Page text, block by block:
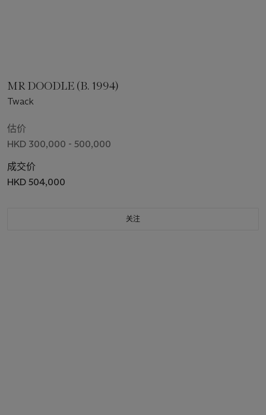
MR DOODLE (B. 1994)
Twack
估价
HKD 300,000 - 500,000
成交价
HKD 504,000
关注